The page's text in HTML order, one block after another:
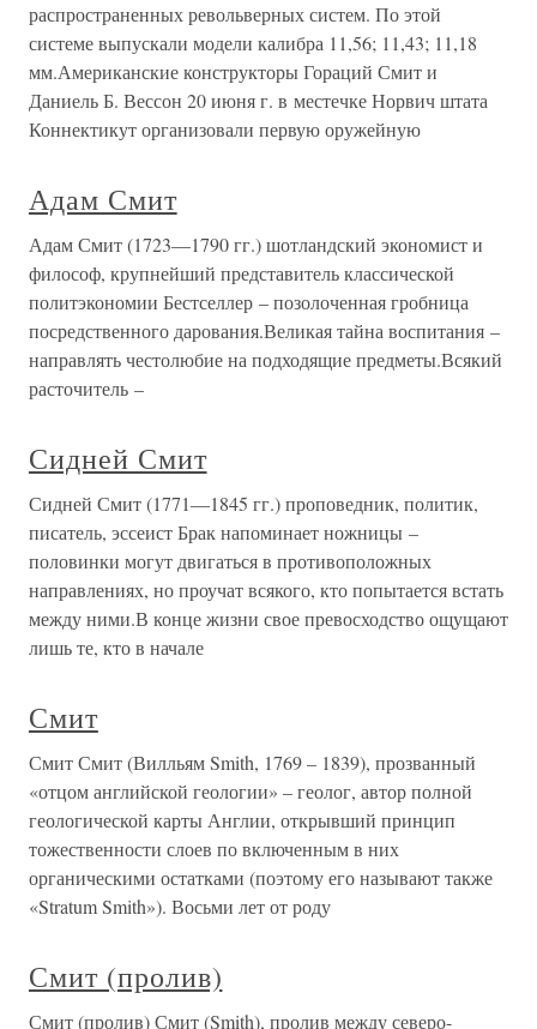
распространенных револьверных систем. По этой
системе выпускали модели калибра 11,56; 11,43; 11,18
мм.Американские конструкторы Гораций Смит и
Даниель Б. Вессон 20 июня г. в местечке Норвич штата
Коннектикут организовали первую оружейную
Адам Смит
Адам Смит (1723—1790 гг.) шотландский экономист и
философ, крупнейший представитель классической
политэкономии Бестселлер – позолоченная гробница
посредственного дарования.Великая тайна воспитания –
направлять честолюбие на подходящие предметы.Всякий
расточитель –
Сидней Смит
Сидней Смит (1771—1845 гг.) проповедник, политик,
писатель, эссеист Брак напоминает ножницы –
половинки могут двигаться в противоположных
направлениях, но проучат всякого, кто попытается встать
между ними.В конце жизни свое превосходство ощущают
лишь те, кто в начале
Смит
Смит Смит (Вилльям Smith, 1769 – 1839), прозванный
«отцом английской геологии» – геолог, автор полной
геологической карты Англии, открывший принцип
тожественности слоев по включенным в них
органическими остатками (поэтому его называют также
«Stratum Smith»). Восьми лет от роду
Смит (пролив)
Смит (пролив) Смит (Smith), пролив между северо-